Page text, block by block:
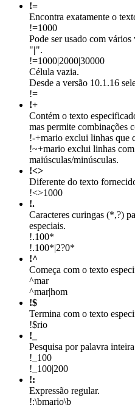
!=
Encontra exatamente o
!=1000
Pode ser usado com vários
" ".
!=1000|2000|30000
Célula vazia.
Desde a versão 10.1.16
!=
!+
Contém o texto
mas permite combinações
!-+mario exclui linhas que
!~+mario exclui linhas
maiúsculas/minúsculas.
!<>
Diferente do texto
!<>1000
!.
Caracteres curingas (*,?)
especiais.
!.100*
!.100*|2?0*
!^
Começa com o texto
^mar
^mar|hom
!$
Termina com o texto
!$rio
!_
Pesquisa por palavra
!_100
!_100|200
!:
Expressão regular.
!:\bmario\b